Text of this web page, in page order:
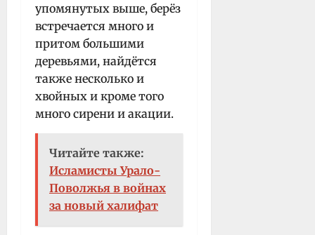
упомянутых выше, берёз
встречается много и
притом большими
деревьями, найдётся
также несколько и
хвойных и кроме того
много сирени и акации.
Читайте также:
Исламисты Урало-
Поволжья в войнах
за новый халифат